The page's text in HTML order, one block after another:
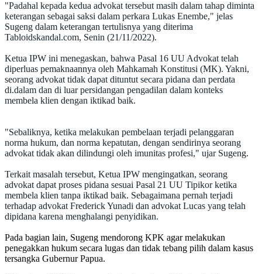
"Padahal kepada kedua advokat tersebut masih dalam tahap diminta
keterangan sebagai saksi dalam perkara Lukas Enembe," jelas
Sugeng dalam keterangan tertulisnya yang diterima
Tabloidskandal.com, Senin (21/11/2022).
Ketua IPW ini menegaskan, bahwa Pasal 16 UU Advokat telah
diperluas pemaknaannya oleh Mahkamah Konstitusi (MK). Yakni,
seorang advokat tidak dapat dituntut secara pidana dan perdata
di.dalam dan di luar persidangan pengadilan dalam konteks
membela klien dengan iktikad baik.
"Sebaliknya, ketika melakukan pembelaan terjadi pelanggaran
norma hukum, dan norma kepatutan, dengan sendirinya seorang
advokat tidak akan dilindungi oleh imunitas profesi," ujar Sugeng.
Terkait masalah tersebut, Ketua IPW mengingatkan, seorang
advokat dapat proses pidana sesuai Pasal 21 UU Tipikor ketika
membela klien tanpa iktikad baik. Sebagaimana pernah terjadi
terhadap advokat Frederick Yunadi dan advokat Lucas yang telah
dipidana karena menghalangi penyidikan.
Pada bagian lain, Sugeng mendorong KPK agar melakukan
penegakkan hukum secara lugas dan tidak tebang pilih dalam kasus
tersangka Gubernur Papua.